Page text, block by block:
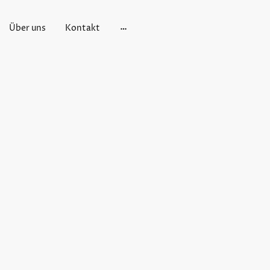
Über uns Kontakt